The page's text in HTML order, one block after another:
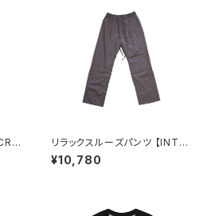
リラックスルーズパンツ 【INTER
PLAY】ORANGE CHECK(67)
¥10,780